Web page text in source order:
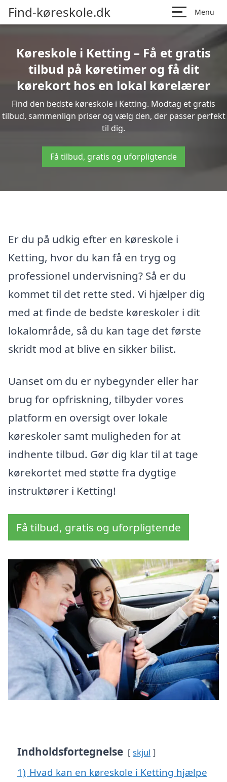
Find-køreskole.dk Menu
Køreskole i Ketting – Få et gratis
tilbud på køretimer og få dit
kørekort hos en lokal kørelærer
Find den bedste køreskole i Ketting. Modtag et gratis
tilbud, sammenlign priser og vælg den, der passer perfekt
til dig.
Få tilbud, gratis og uforpligtende
Er du på udkig efter en køreskole i
Ketting, hvor du kan få en tryg og
professionel undervisning? Så er du
kommet til det rette sted. Vi hjælper dig
med at finde de bedste køreskoler i dit
lokalområde, så du kan tage det første
skridt mod at blive en sikker bilist.
Uanset om du er nybegynder eller har
brug for opfriskning, tilbyder vores
platform en oversigt over lokale
køreskoler samt muligheden for at
indhente tilbud. Gør dig klar til at tage
kørekortet med støtte fra dygtige
instruktører i Ketting!
Få tilbud, gratis og uforpligtende
Indholdsfortegnelse skjul
1) Hvad kan en køreskole i Ketting hjælpe